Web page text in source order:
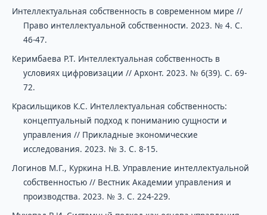
Интеллектуальная собственность в современном мире //
Право интеллектуальной собственности. 2023. № 4. С.
46-47.
Керимбаева Р.Т. Интеллектуальная собственность в
условиях цифровизации // Архонт. 2023. № 6(39). С. 69-
72.
Красильщиков К.С. Интеллектуальная собственность:
концептуальный подход к пониманию сущности и
управления // Прикладные экономические
исследования. 2023. № 3. С. 8-15.
Логинов М.Г., Куркина Н.В. Управление интеллектуальной
собственностью // Вестник Академии управления и
производства. 2023. № 3. С. 224-229.